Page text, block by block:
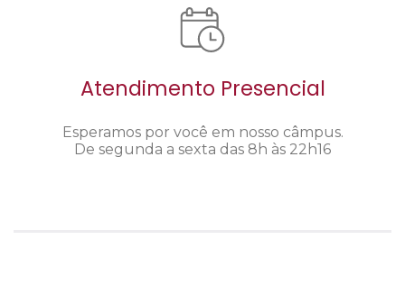
Atendimento Presencial
Esperamos por você em nosso câmpus.
De segunda a sexta das 8h às 22h16